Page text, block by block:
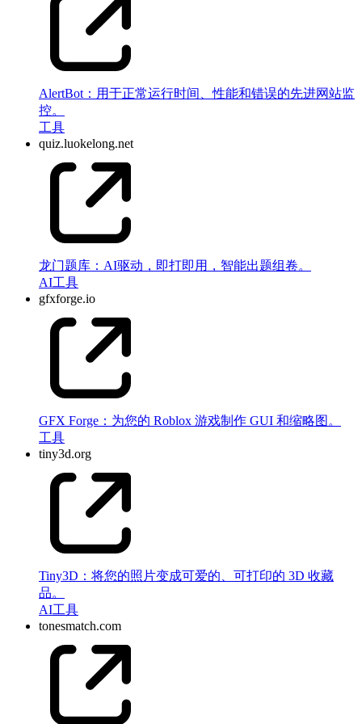
AlertBot：用于正常运行时间、性能和错误的先进网站监
控。
工具
quiz.luokelong.net
龙门题库：AI驱动，即打即用，智能出题组卷。
AI工具
gfxforge.io
GFX Forge：为您的 Roblox 游戏制作 GUI 和缩略图。
工具
tiny3d.org
Tiny3D：将您的照片变成可爱的、可打印的 3D 收藏
品。
AI工具
tonesmatch.com